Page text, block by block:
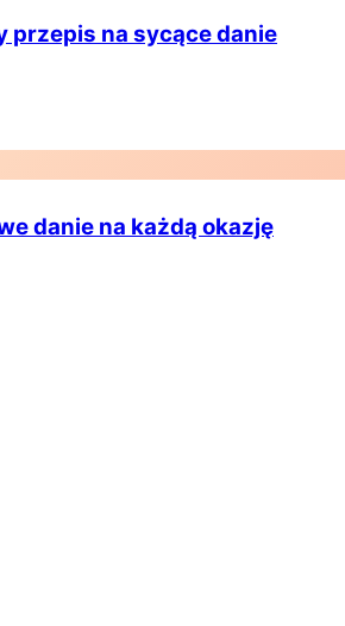
przepis na sycące danie
danie na każdą okazję